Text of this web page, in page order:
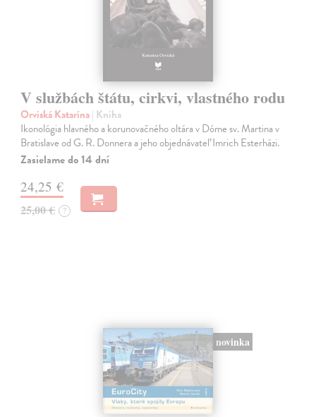
V službách štátu, cirkvi, vlastného rodu
Orviská Katarína| Kniha
Ikonológia hlavného a korunovačného oltára v Dóme sv. Martina v
Bratislave od G. R. Donnera a jeho objednávateľ Imrich Esterházi.
Zasielame do 14 dní
24,25 €
25,00 € ?
novinka